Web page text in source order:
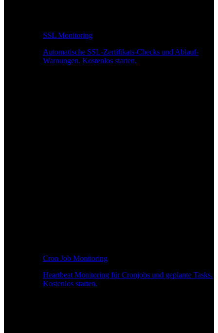
SSL Monitoring
Automatische SSL-Zertifikats-Checks und Ablauf-
Warnungen. Kostenlos starten.
Cron Job Monitoring
Heartbeat Monitoring für Cronjobs und geplante Tasks.
Kostenlos starten.